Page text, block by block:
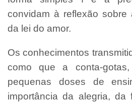
convidam à reflexão
da lei do amor.
Os conhecimentos
como que a conta-gotas,
pequenas doses de
importância da alegria,